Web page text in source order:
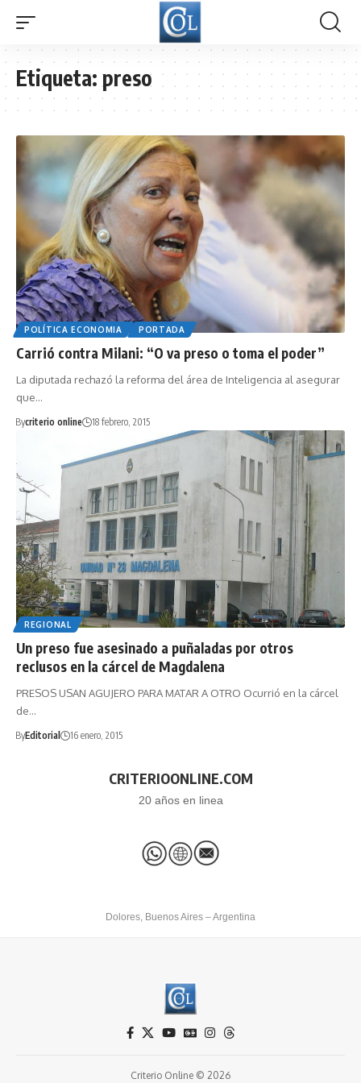
Etiqueta:preso
POLÍTICA ECONOMIA PORTADA
Carrió contra Milani: “O va preso o toma el poder”
La diputada rechazó la reforma del área de Inteligencia al asegurar
que…
Bycriterio online 18 febrero, 2015
REGIONAL
Un preso fue asesinado a puñaladas por otros
reclusos en la cárcel de Magdalena
PRESOS USAN AGUJERO PARA MATAR A OTRO Ocurrió en la cárcel
de…
ByEditorial 16 enero, 2015
CRITERIOONLINE.COM
20 años en linea
Dolores, Buenos Aires – Argentina
Criterio Online © 2026